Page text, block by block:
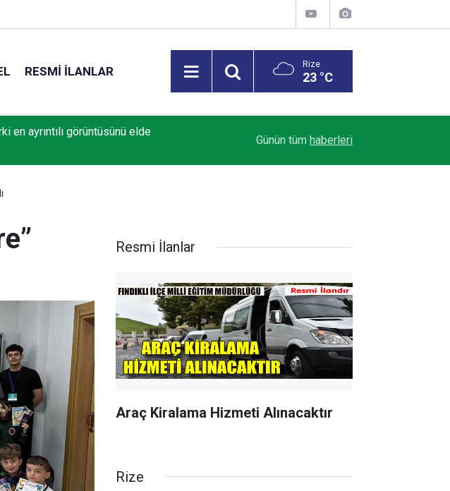
RESMI İLANLAR Rize
23 °C
Araç Kiralama Hizmeti Alınacaktır
Günün tüm haberleri
Resmi İlanlar
Araç Kiralama Hizmeti Alınacaktır
Rize